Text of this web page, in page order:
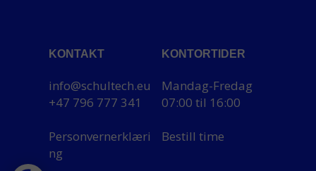
KONTORTIDER
Mandag-Fredag
07:00 til 16:00
Bestill time
KONTAKT
info@schultech.eu
+47 796 777 341
Personvernerklæri
ng